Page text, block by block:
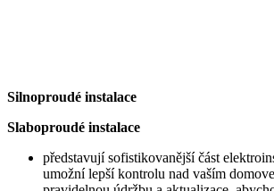
Silnoproudé instalace
Slaboproudé instalace
představují sofistikovanější část
umožní lepší kontrolu nad vaším